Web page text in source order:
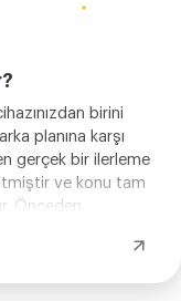
birini
planına karşı
gerçek bir ilerleme
ve konu tam
Önceden